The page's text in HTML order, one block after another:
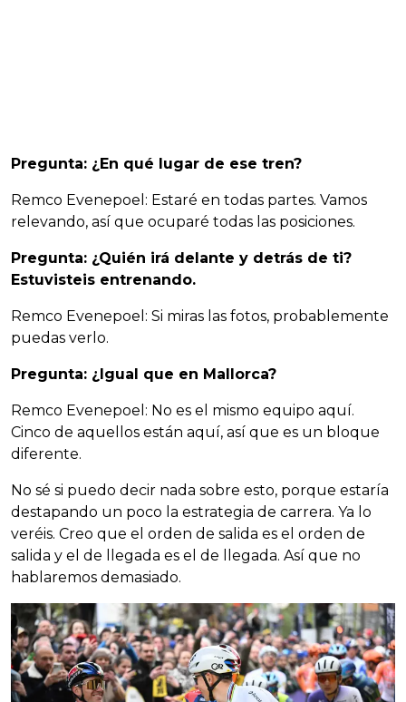
Pregunta: ¿En qué lugar de ese tren?
Remco Evenepoel: Estaré en todas partes. Vamos
relevando, así que ocuparé todas las posiciones.
Pregunta: ¿Quién irá delante y detrás de ti?
Estuvisteis entrenando.
Remco Evenepoel: Si miras las fotos, probablemente
puedas verlo.
Pregunta: ¿Igual que en Mallorca?
Remco Evenepoel: No es el mismo equipo aquí.
Cinco de aquellos están aquí, así que es un bloque
diferente.
No sé si puedo decir nada sobre esto, porque estaría
destapando un poco la estrategia de carrera. Ya lo
veréis. Creo que el orden de salida es el orden de
salida y el de llegada es el de llegada. Así que no
hablaremos demasiado.